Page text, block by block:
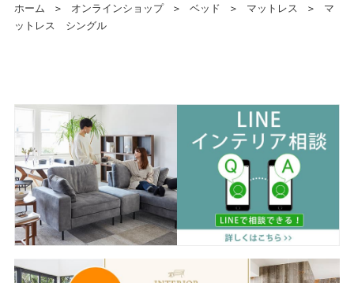
ホーム ＞ オンラインショップ ＞ ベッド ＞ マットレス ＞
マ
ットレス シングル